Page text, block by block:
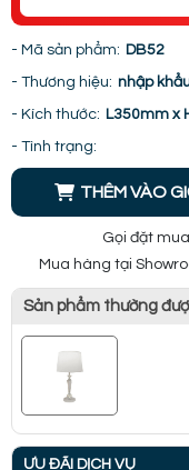
- Mã sản phẩm: DB52
- Thương hiệu: nhập
- Kích thước: L350mm x
- Tình trạng:
THÊM VÀO
Gọi đặt
Mua hàng tại
Sản phẩm thường
ƯU ĐÃI DỊCH VỤ